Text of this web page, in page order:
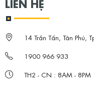
LIÊN HỆ
14 Trần Tấn, Tân Phú,
1900 966 933
TH2 - CN : 8AM - 8PM